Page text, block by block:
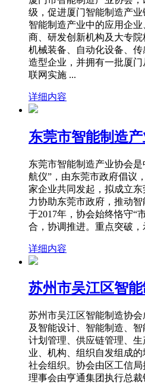
级，促进厦门智能制造产
智能制造产业中的应用企
商、研发创新机构及大专
机械装备、自动化设备、
造型企业，并拥有一批厦
联网实施 ...
详细内容
东莞市智能制造
东莞市智能制造产业协会
航仪”，由东莞市政府倡议
家企业共同发起，拟成立
力协助东莞市政府，推动
于2017年，协会始终恪守“
合，协调推进。重点突破，
详细内容
苏州市吴江区智
苏州市吴江区智能制造协
及智能设计、智能制造、
计划管理、供应链管理、
业、机构、组织自发组成
社会组织。协会由区工信
理事会由亨通集团执行总